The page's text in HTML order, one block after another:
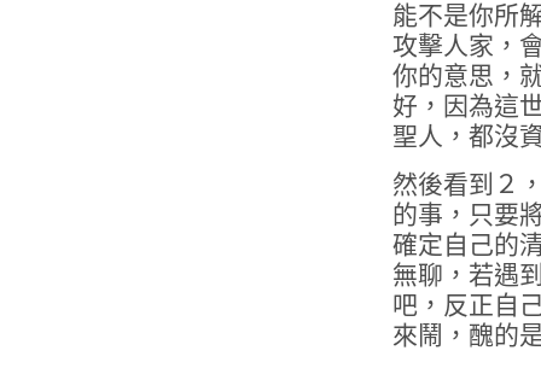
能不是你所
攻擊人家，
你的意思，
好，因為這
聖人，都沒
然後看到２
的事，只要
確定自己的
無聊，若遇
吧，反正自
來鬧，醜的